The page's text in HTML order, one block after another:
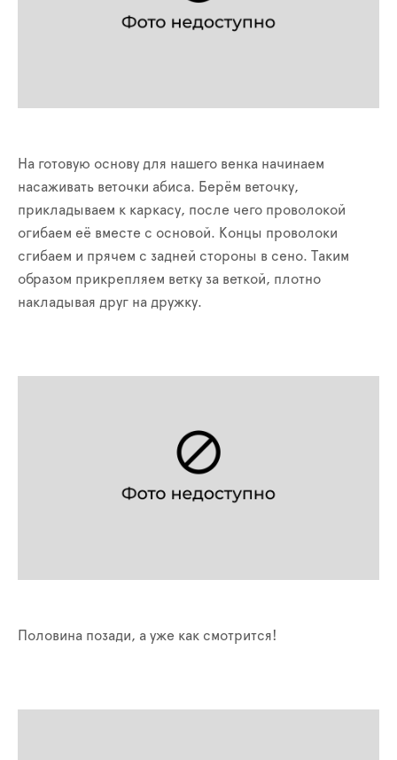
На готовую основу для нашего венка начинаем
насаживать веточки абиса. Берём веточку,
прикладываем к каркасу, после чего проволокой
огибаем её вместе с основой. Концы проволоки
сгибаем и прячем с задней стороны в сено. Таким
образом прикрепляем ветку за веткой, плотно
накладывая друг на дружку.
Половина позади, а уже как смотрится!